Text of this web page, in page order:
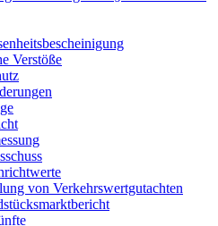
Verstöße
von Verkehrswertgutachten